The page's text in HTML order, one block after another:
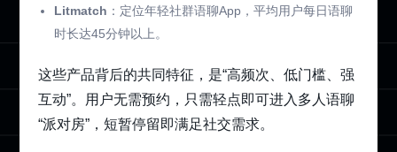
Litmatch ：定位年轻社群语聊App，平均用户每日语聊
时长达45分钟以上。
这些产品背后的共同特征，是“高频次、低门槛、强
互动”。用户无需预约，只需轻点即可进入多人语聊
“派对房”，短暂停留即满足社交需求。